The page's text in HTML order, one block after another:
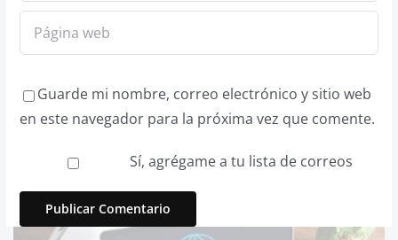
Guarde mi nombre, correo electrónico y sitio web
en este navegador para la próxima vez que comente.
Sí, agrégame a tu lista de correos